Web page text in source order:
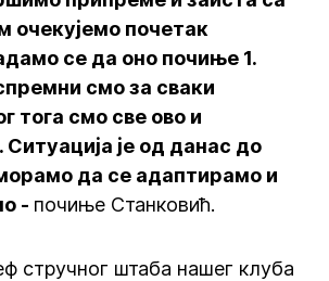
почетак
се да оно почиње 1.
смо за сваки
тога смо све ово и
је од данас до
да се адаптирамо и
- почиње Станковић.
стручног штаба нашег клуба